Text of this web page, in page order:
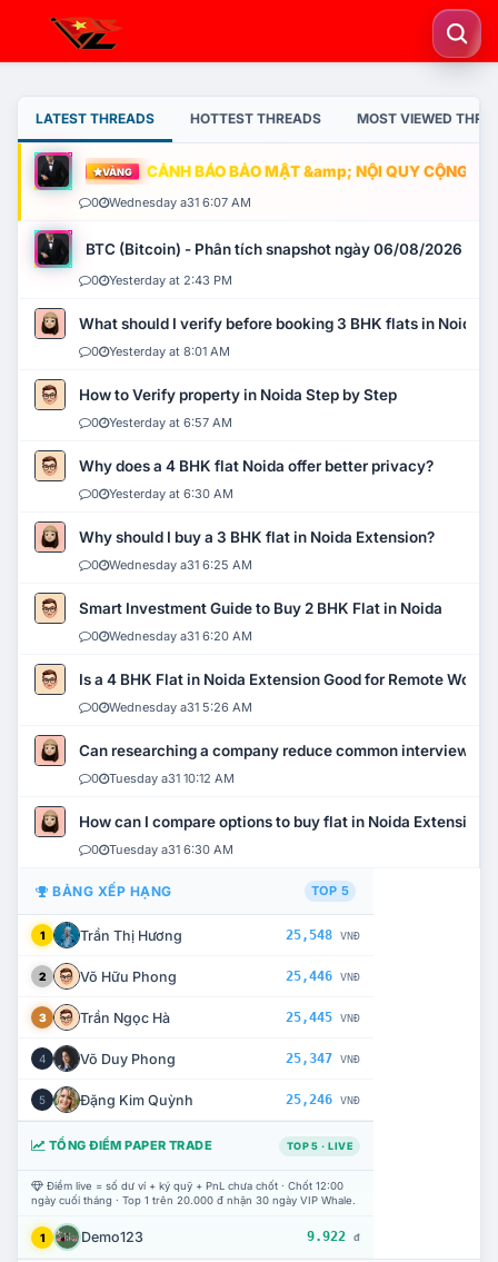
LATEST THREADS HOTTEST THREADS MOST VIEWED
VÀNG CẢNH BÁO BẢO MẬT &amp; NỘI QUY CỘNG
0 Wednesday a31 6:07 AM
BTC (Bitcoin) - Phân tích snapshot ngày 06/08/2026
0 Yesterday at 2:43 PM
What should I verify before booking 3 BHK flats in Noida?
0 Yesterday at 8:01 AM
How to Verify property in Noida Step by Step
0 Yesterday at 6:57 AM
Why does a 4 BHK flat Noida offer better privacy?
0 Yesterday at 6:30 AM
Why should I buy a 3 BHK flat in Noida Extension?
0 Wednesday a31 6:25 AM
Smart Investment Guide to Buy 2 BHK Flat in Noida
0 Wednesday a31 6:20 AM
Is a 4 BHK Flat in Noida Extension Good for Remote Work?
0 Wednesday a31 5:26 AM
Can researching a company reduce common interview
0 Tuesday a31 10:12 AM
How can I compare options to buy flat in Noida Extension?
0 Tuesday a31 6:30 AM
BẢNG XẾP HẠNG TOP 5
1 Trần Thị Hương 25,548 VNĐ
2 Võ Hữu Phong 25,446 VNĐ
3 Trần Ngọc Hà 25,445 VNĐ
4 Võ Duy Phong 25,347 VNĐ
5 Đặng Kim Quỳnh 25,246 VNĐ
TỔNG ĐIỂM PAPER TRADE TOP 5 · LIVE
Điểm live = số dư ví + ký quỹ + PnL chưa chốt · Chốt 12:00
ngày cuối tháng · Top 1 trên 20.000 đ nhận 30 ngày VIP Whale.
1 Demo123 9.922 đ